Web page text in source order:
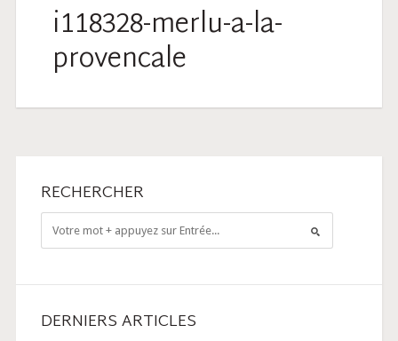
i118328-merlu-a-la-
provencale
RECHERCHER
DERNIERS ARTICLES